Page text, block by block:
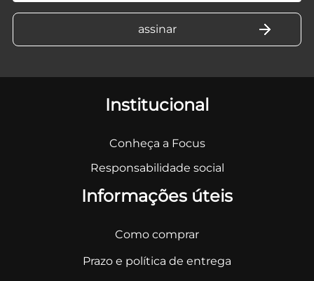
Institucional
Conheça a Focus
Responsabilidade social
Informações úteis
Como comprar
Prazo e política de entrega